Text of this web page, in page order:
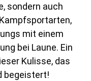
sondern auch
mit einem
bei Laune. Ein
Kulisse, das
begeistert!